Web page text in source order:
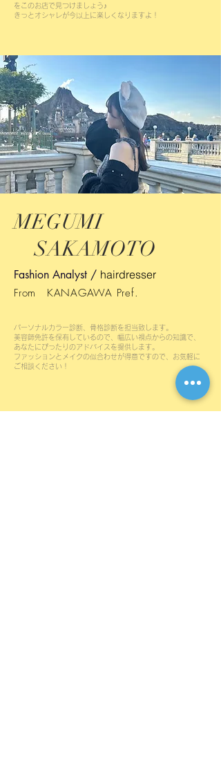
をこのお店で見つけましょう♪
きっとオシャレが今以上に楽しくなりますよ！
MEGUMI
​ SAKAMOTO
Fashion Analyst / hairdresser
From KANAGAWA Pref.
パーソナルカラー診断、骨格診断を担当致します。
美容師免許を保有しているので、幅広い視点からの知識で、
あなたにぴったりのアドバイスを提供します。
ファッションとメイクの似合わせが得意ですので、お気軽に
ご相談ください！